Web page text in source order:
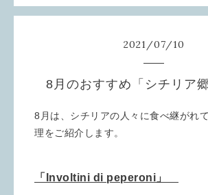
2021/07/10
8月のおすすめ「シチリア郷
8月は、シチリアの人々に食べ継がれ
理をご紹介します。
「Involtini di peperoni」